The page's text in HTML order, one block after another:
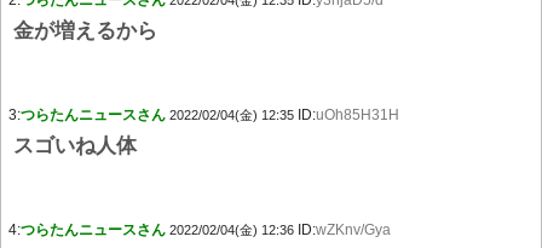
金が増えるから
3:つらたんニュースさん 2022/02/04(金) 12:35 ID:uOh85H31H
スゴいね人体
4:つらたんニュースさん 2022/02/04(金) 12:36 ID:wZKnv/Gya